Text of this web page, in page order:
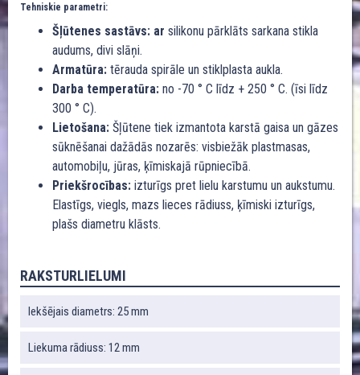
Tehniskie parametri:
Šļūtenes sastāvs: ar silikonu pārklāts sarkana stikla
audums, divi slāņi.
Armatūra: tērauda spirāle un stiklplasta aukla.
Darba temperatūra: no -70 ° C līdz + 250 ° C. (īsi līdz
300 ° C).
Lietošana: Šļūtene tiek izmantota karstā gaisa un gāzes
sūknēšanai dažādās nozarēs: visbiežāk plastmasas,
automobiļu, jūras, ķīmiskajā rūpniecībā.
Priekšrocības: izturīgs pret lielu karstumu un aukstumu.
Elastīgs, viegls, mazs lieces rādiuss, ķīmiski izturīgs,
plašs diametru klāsts.
RAKSTURLIELUMI
Iekšējais diametrs: 25 mm
Liekuma rādiuss: 12 mm